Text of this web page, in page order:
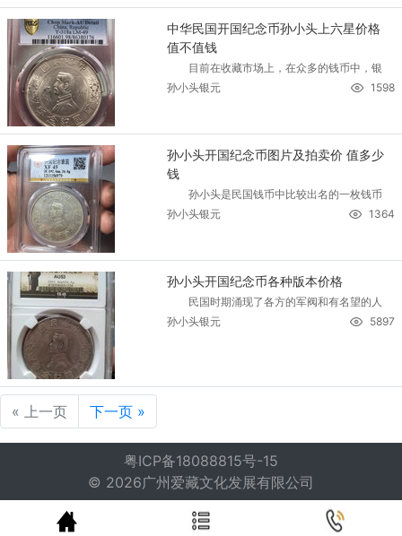
中华民国开国纪念币孙小头上六星价格
值不值钱
目前在收藏市场上，在众多的钱币中，银
孙小头银元
1598
孙小头开国纪念币图片及拍卖价 值多少
钱
孙小头是民国钱币中比较出名的一枚钱币
孙小头银元
1364
孙小头开国纪念币各种版本价格
民国时期涌现了各方的军阀和有名望的人
孙小头银元
5897
« 上一页 下一页 »
粤ICP备18088815号-15
© 2026广州爱藏文化发展有限公司